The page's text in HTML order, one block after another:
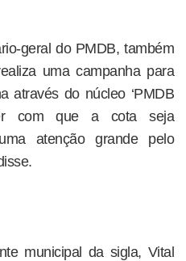
geral do PMDB, também
uma campanha para
através do núcleo ‘PMDB
com que a cota seja
atenção grande pelo
municipal da sigla, Vital